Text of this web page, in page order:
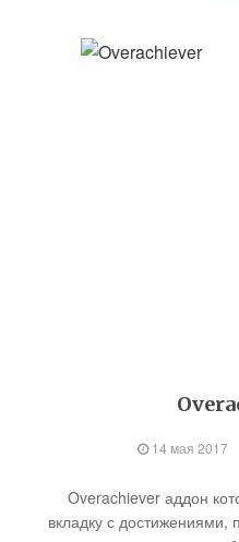
14 мая 2017
Overachiever аддон
вкладку с достижениями,